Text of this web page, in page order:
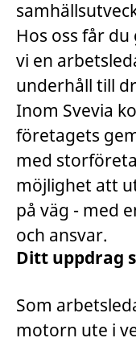
Hos oss får
vi en
underhåll till
Inom Svevia
företagets
med
möjlighet att
på väg - med
och ansvar.
Ditt uppdrag
Som
motorn ute i